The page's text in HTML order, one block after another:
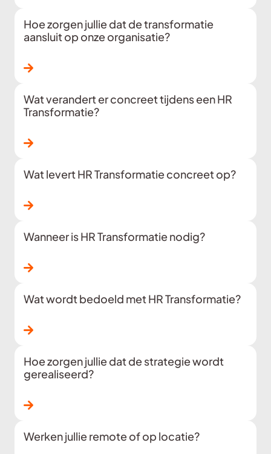
Hoe zorgen jullie dat de transformatie
aansluit op onze organisatie?
Lees verder
Wat verandert er concreet tijdens een HR
Transformatie?
Lees verder
Wat levert HR Transformatie concreet op?
Lees verder
Wanneer is HR Transformatie nodig?
Lees verder
Wat wordt bedoeld met HR Transformatie?
Lees verder
Hoe zorgen jullie dat de strategie wordt
gerealiseerd?
Lees verder
Werken jullie remote of op locatie?